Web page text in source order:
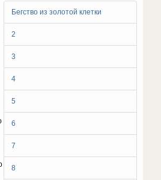
Бегство из золотой клетки
2
3
4
5
6
7
8